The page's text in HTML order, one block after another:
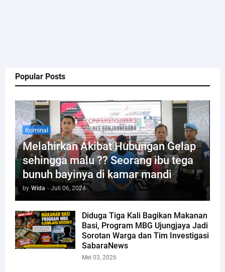
Popular Posts
Kriminal
Melahirkan Akibat Hubungan Gelap
sehingga malu ?? Seorang ibu tega
bunuh bayinya di kamar mandi
by Wida - Juli 06, 2024
Diduga Tiga Kali Bagikan Makanan
Basi, Program MBG Ujungjaya Jadi
Sorotan Warga dan Tim Investigasi
SabaraNews
Mei 03, 2026